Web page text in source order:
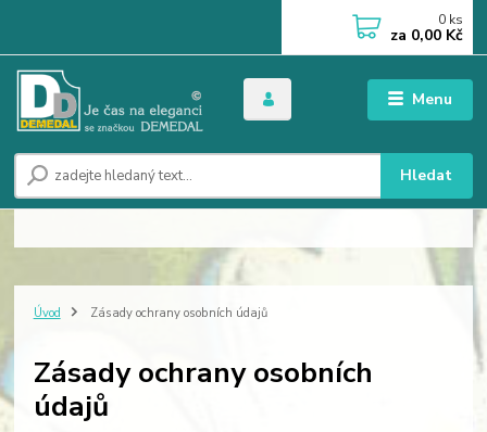
Menu
Hledat
0 ks
za 0,00 Kč
Úvod Zásady ochrany osobních údajů
Zásady ochrany osobních
údajů